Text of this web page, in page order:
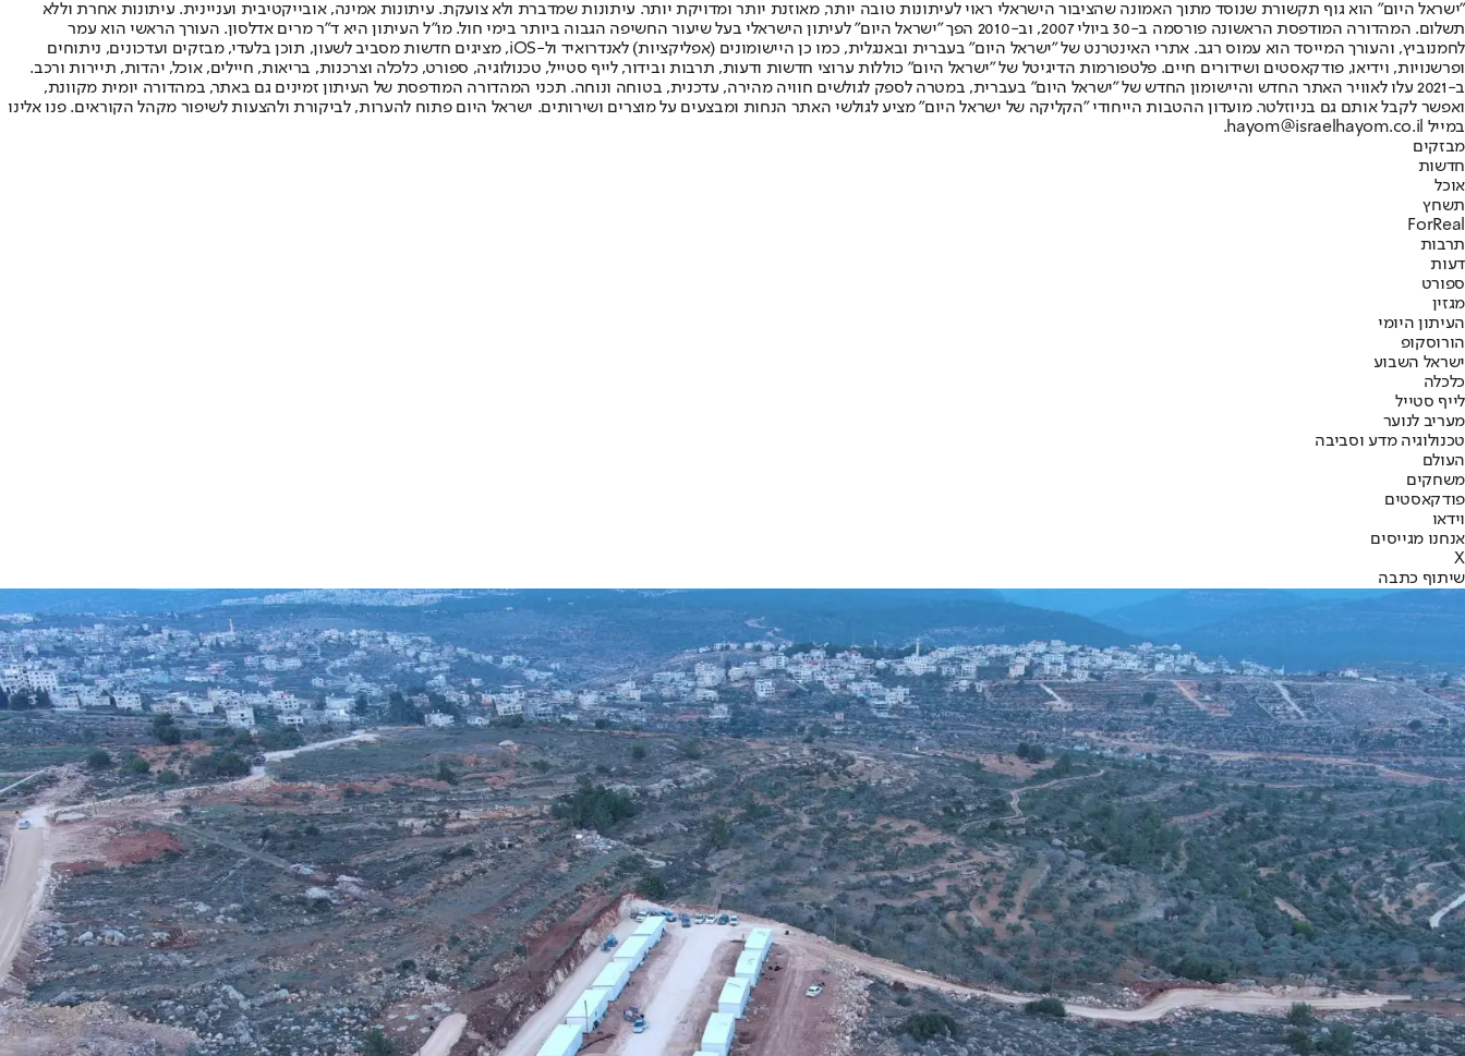
"ישראל היום" הוא גוף תקשורת שנוסד מתוך האמונה שהציבור הישראלי ראוי לעיתונות טובה יותר, מאוזנת יותר ומדויקת יותר. עיתונות שמדברת ולא צועקת. עיתונות אמינה, אובייקטיבית ועניינית. עיתונות אחרת וללא
תשלום. המהדורה המודפסת הראשונה פורסמה ב-30 ביולי 2007, וב-2010 הפך "ישראל היום" לעיתון הישראלי בעל שיעור החשיפה הגבוה ביותר בימי חול. מו"ל העיתון היא ד"ר מרים אדלסון. העורך הראשי הוא עמר
לחמנוביץ, והעורך המייסד הוא עמוס רגב. אתרי האינטרנט של "ישראל היום" בעברית ובאנגלית, כמו כן היישומונים (אפליקציות) לאנדרואיד ול-iOS, מציגים חדשות מסביב לשעון, תוכן בלעדי, מבזקים ועדכונים, ניתוחים
ופרשנויות, וידיאו, פודקאסטים ושידורים חיים. פלטפורמות הדיגיטל של "ישראל היום" כוללות ערוצי חדשות ודעות, תרבות ובידור, לייף סטייל, טכנולוגיה, ספורט, כלכלה וצרכנות, בריאות, חיילים, אוכל, יהדות, תיירות ורכב.
ב-2021 עלו לאוויר האתר החדש והיישומון החדש של "ישראל היום" בעברית, במטרה לספק לגולשים חוויה מהירה, עדכנית, בטוחה ונוחה. תכני המהדורה המודפסת של העיתון זמינים גם באתר, במהדורה יומית מקוונת,
ואפשר לקבל אותם גם בניוזלטר. מועדון ההטבות הייחודי "הקליקה של ישראל היום" מציע לגולשי האתר הנחות ומבצעים על מוצרים ושירותים. ישראל היום פתוח להערות, לביקורת ולהצעות לשיפור מקהל הקוראים. פנו אלינו
במייל hayom@israelhayom.co.il.
מבזקים
חדשות
אוכל
תשחץ
ForReal
תרבות
דעות
ספורט
מגזין
העיתון היומי
הורוסקופ
ישראל השבוע
כלכלה
לייף סטייל
מעריב לנוער
טכנולוגיה מדע וסביבה
העולם
משחקים
פודקאסטים
וידאו
אנחנו מגייסים
X
שיתוף כתבה